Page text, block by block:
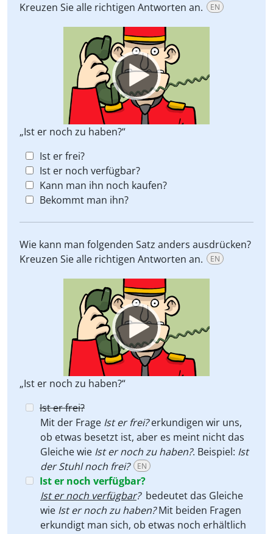
Kreuzen Sie alle richtigen Antworten an.
EN
Player
„Ist er noch zu haben?“
Ist er frei?
Ist er noch verfügbar?
Kann man ihn noch kaufen?
Bekommt man ihn?
Wie kann man folgenden Satz anders ausdrücken?
Kreuzen Sie alle richtigen Antworten an.
EN
Player
„Ist er noch zu haben?“
Ist er frei?
Mit der Frage Ist er frei?erkundigen wir uns,
ob etwas besetzt ist, aber es meint nicht das
Gleiche wie Ist er noch zu haben?. Beispiel: Ist
der Stuhl noch frei?
EN
Ist er noch verfügbar?
Ist er noch verfügbar? bedeutet das Gleiche
wie Ist er noch zu haben?Mit beiden Fragen
erkundigt man sich, ob etwas noch erhältlich